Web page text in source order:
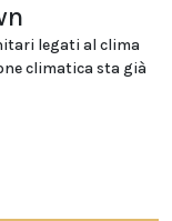
legati al clima
climatica sta già